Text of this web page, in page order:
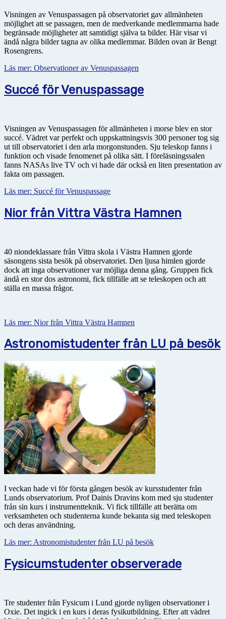
Visningen av Venuspassagen på observatoriet gav allmänheten
möjlighet att se passagen, men de medverkande medlemmarna hade
begränsade möjligheter att samtidigt själva ta bilder. Här visar vi
ändå några bilder tagna av olika medlemmar. Bilden ovan är Bengt
Rosengrens.
Läs mer: Observationer av Venuspassagen
Succé för Venuspassage
Visningen av Venuspassagen för allmänheten i morse blev en stor
succé. Vädret var perfekt och uppskattningsvis 300 personer tog sig
ut till observatoriet i den arla morgonstunden. Sju teleskop fanns i
funktion och visade fenomenet på olika sätt. I föreläsningssalen
fanns NASAs live TV och vi hade där också en liten presentation av
fakta om passagen.
Läs mer: Succé för Venuspassage
Nior från Vittra Västra Hamnen
40 niondeklassare från Vittra skola i Västra Hamnen gjorde
säsongens sista besök på observatoriet. Den ljusa himlen gjorde
dock att inga observationer var möjliga denna gång. Gruppen fick
ändå en stor dos astronomi, fick tillfälle att se teleskopen och att
ställa en massa frågor.
Läs mer: Nior från Vittra Västra Hamnen
Astronomistudenter från LU på besök
I veckan hade vi för första gången besök av kursstudenter från
Lunds observatorium. Prof Dainis Dravins kom med sju studenter
från sin kurs i instrumentteknik. Vi fick tillfälle att berätta om
verksamheten och studenterna kunde bekanta sig med teleskopen
och deras användning.
Läs mer: Astronomistudenter från LU på besök
Fysicumstudenter observerade
Tre studenter från Fysicum i Lund gjorde nyligen observationer i
Oxie. Det ingick i en kurs i deras fysikutbildning. Efter att vädret